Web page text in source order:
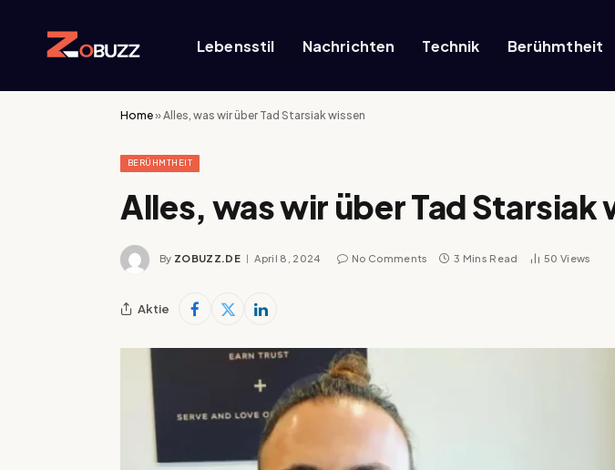
Lebensstil Nachrichten Technik Berühmtheit
Home»Alles, was wir über Tad Starsiak wissen
BERÜHMTHEIT
Alles, was wir über Tad Starsiak
By ZOBUZZ.DE April 8, 2024 No Comments 3 Mins Read 50 Views
Aktie